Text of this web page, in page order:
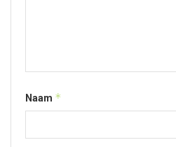
Naam *